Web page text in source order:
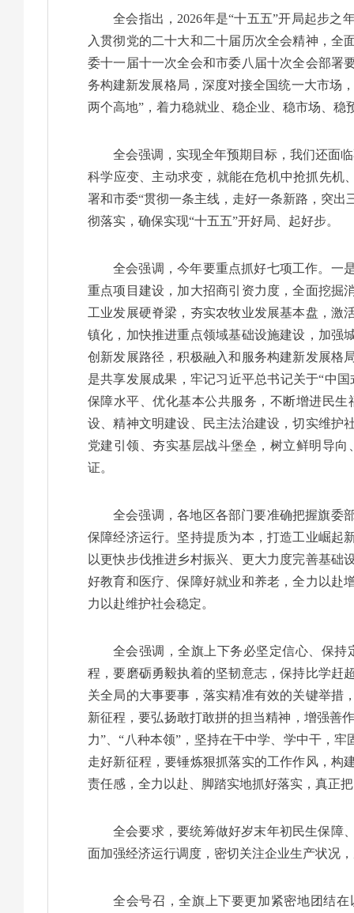
全会指出，2026年是“十五五”开局起步
入贯彻党的二十大和二十届历次全会精神，全
委十一届十一次全会和市委八届十次全会部署
务构建新发展格局，深度对接全国统一大市场
两个高地”，着力稳就业、稳企业、稳市场、
全会强调，实现全年预期目标，我们还面
科学应变、主动求变，就能在危机中抢抓先机
署和市委“贯彻一条主线，走好一条新路，突
彻落实，确保实现“十五五”开好局、起好步。
全会强调，今年要重点抓好七项工作。一
重点项目建设，加大招商引资力度，全面挖掘
工业发展硬脊梁，夯实农牧业发展基本盘，激
镇化，加快推进重点领域基础设施建设，加强
创新发展路径，积极融入和服务构建新发展格
是共享发展成果，牢记习近平总书记关于“中
保障水平、优化基本公共服务，不断增进民
设、精神文明建设、民主法治建设，切实维护
党建引领、夯实基层战斗堡垒，树立鲜明导
证。
全会强调，各地区各部门要准确把握旗委
保障经济运行。坚持提质为本，打造工业崛起
以更快步伐推进乡村振兴、更大力度完善基础
好教育和医疗、保障好就业和养老，全力以赴
力以赴维护社会稳定。
全会强调，全旗上下务必坚定信心、保
程，要磨砺勇毅执着的坚韧意志，保持比学赶
关全局的大事要事，落实精准有效的关键举措
新征程，要弘扬敢打敢拼的担当精神，增强善
力”、“八种本领”，坚持在干中学、学中干，
走好新征程，要锤炼狠抓落实的工作作风，构
责任感，全力以赴、脚踏实地抓好落实，真正
全会要求，要统筹做好岁末年初民生保障
面加强经济运行调度，密切关注企业生产状况
全会号召，全旗上下要更加紧密地团结